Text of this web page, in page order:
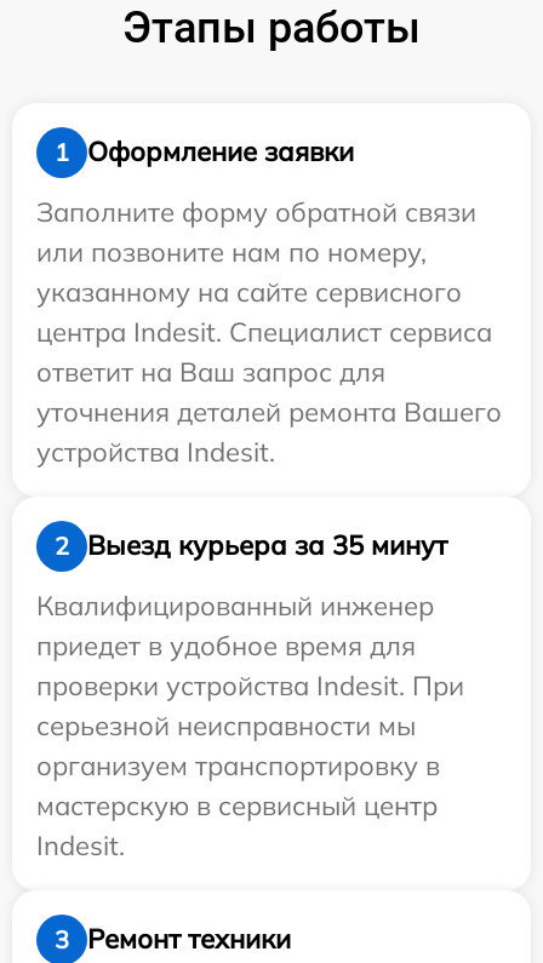
Этапы работы
1
Оформление заявки
Заполните форму обратной связи
или позвоните нам по номеру,
указанному на сайте сервисного
центра Indesit. Специалист сервиса
ответит на Ваш запрос для
уточнения деталей ремонта Вашего
устройства Indesit.
2
Выезд курьера за 35 минут
Квалифицированный инженер
приедет в удобное время для
проверки устройства Indesit. При
серьезной неисправности мы
организуем транспортировку в
мастерскую в сервисный центр
Indesit.
3 Ремонт техники